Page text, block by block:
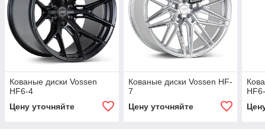
Кованые диски Vossen
HF6-4
Цену уточняйте
Кованые диски Vossen HF-
7
Цену уточняйте